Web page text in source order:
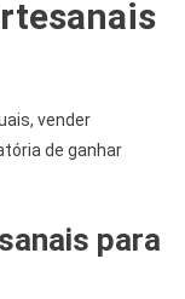
vender
de ganhar
para